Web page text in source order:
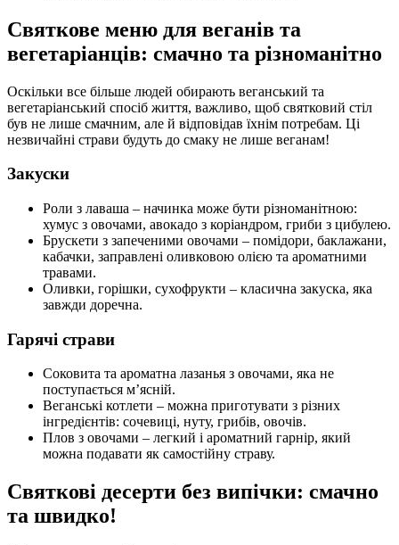
Святкове меню для веганів та
вегетаріанців: смачно та різноманітно
Оскільки все більше людей обирають веганський та
вегетаріанський спосіб життя, важливо, щоб святковий стіл
був не лише смачним, але й відповідав їхнім потребам. Ці
незвичайні страви будуть до смаку не лише веганам!
Закуски
Роли з лаваша – начинка може бути різноманітною:
хумус з овочами, авокадо з коріандром, гриби з цибулею.
Брускети з запеченими овочами – помідори, баклажани,
кабачки, заправлені оливковою олією та ароматними
травами.
Оливки, горішки, сухофрукти – класична закуска, яка
завжди доречна.
Гарячі страви
Соковита та ароматна лазанья з овочами, яка не
поступається м’ясній.
Веганські котлети – можна приготувати з різних
інгредієнтів: сочевиці, нуту, грибів, овочів.
Плов з овочами – легкий і ароматний гарнір, який
можна подавати як самостійну страву.
Святкові десерти без випічки: смачно
та швидко!